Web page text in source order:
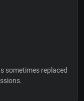
sometimes replaced